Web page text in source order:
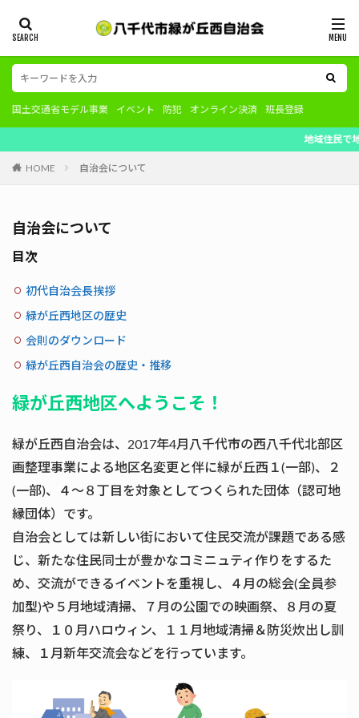
国土交通省モデル事業 イベント 防犯 オンライン決済 班長登録
地域住民で地域を育てる。地
HOME 自治会について
自治会について
目次
初代自治会長挨拶
緑が丘西地区の歴史
会則のダウンロード
緑が丘西自治会の歴史・推移
緑が丘西地区へようこそ！
緑が丘西自治会は、2017年4月八千代市の西八千代北部区
画整理事業による地区名変更と伴に緑が丘西１(一部)、２
(一部)、４～８丁目を対象としてつくられた団体（認可地
縁団体）です。
自治会としては新しい街において住民交流が課題である感
じ、新たな住民同士が豊かなコミニュティ作りをするた
め、交流ができるイベントを重視し、４月の総会(全員参
加型)や５月地域清掃、７月の公園での映画祭、８月の夏
祭り、１０月ハロウィン、１１月地域清掃＆防災炊出し訓
練、１月新年交流会などを行っています。